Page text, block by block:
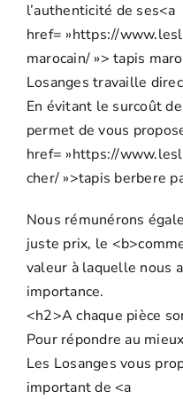
l’authenticité de ses<a
href= »https://
marocain/ »> tapis
Losanges travaille
En évitant le surcoût
permet de vous
href= »https://
cher/ »>tapis berbere
Nous rémunérons
juste prix, le
valeur à laquelle nous
importance.
<h2>A chaque pièce
Pour répondre au
Les Losanges vous
important de <a